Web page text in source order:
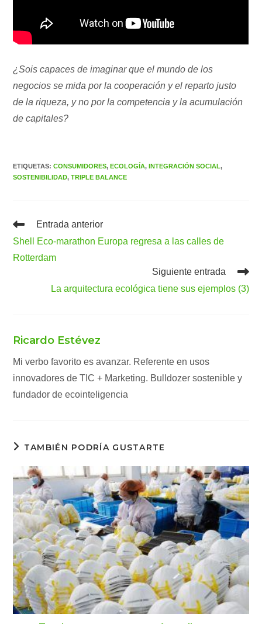
¿Sois capaces de imaginar que el mundo de los
negocios se mida por la cooperación y el reparto justo
de la riqueza, y no por la competencia y la acumulación
de capitales?
ETIQUETAS:CONSUMIDORES, ECOLOGÍA, INTEGRACIÓN SOCIAL,
SOSTENIBILIDAD, TRIPLE BALANCE
Leer
artículos
Entrada anterior
Shell Eco-marathon Europa regresa a las calles de
Rotterdam
Siguiente entrada
La arquitectura ecológica tiene sus ejemplos (3)
Ricardo Estévez
Mi verbo favorito es avanzar. Referente en usos
innovadores de TIC + Marketing. Bulldozer sostenible y
fundador de ecointeligencia
TAMBIÉN PODRÍA GUSTARTE